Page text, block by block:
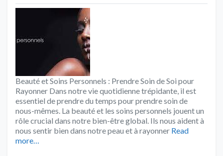
Beauté et Soins Personnels : Prendre Soin de Soi pour
Rayonner Dans notre vie quotidienne trépidante, il est
essentiel de prendre du temps pour prendre soin de
nous-mêmes. La beauté et les soins personnels jouent un
rôle crucial dans notre bien-être global. Ils nous aident à
nous sentir bien dans notre peau et à rayonner Read
more…